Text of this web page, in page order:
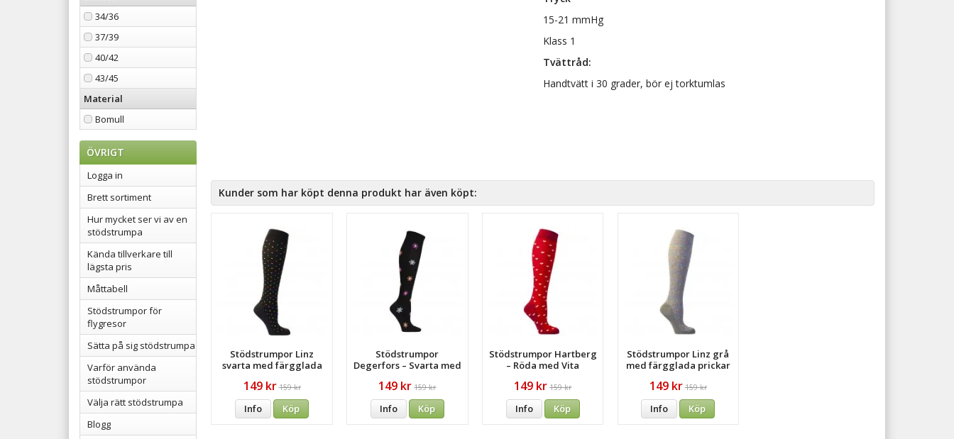
34/36
37/39
40/42
43/45
Material
Bomull
ÖVRIGT
Logga in
Brett sortiment
Hur mycket ser vi av en
stödstrumpa
Kända tillverkare till
lägsta pris
Måttabell
Stödstrumpor för
flygresor
Sätta på sig stödstrumpa
Varför använda
stödstrumpor
Välja rätt stödstrumpa
Blogg
15-21 mmHg
Klass 1
Tvättråd:
Handtvätt i 30 grader, bör ej torktumlas
Kunder som har köpt denna produkt har även köpt:
Stödstrumpor Linz
svarta med färgglada
149 kr 159 kr
Info Köp
Stödstrumpor
Degerfors – Svarta med
149 kr 159 kr
Info Köp
Stödstrumpor Hartberg
– Röda med Vita
149 kr 159 kr
Info Köp
Stödstrumpor Linz grå
med färgglada prickar
149 kr 159 kr
Info Köp